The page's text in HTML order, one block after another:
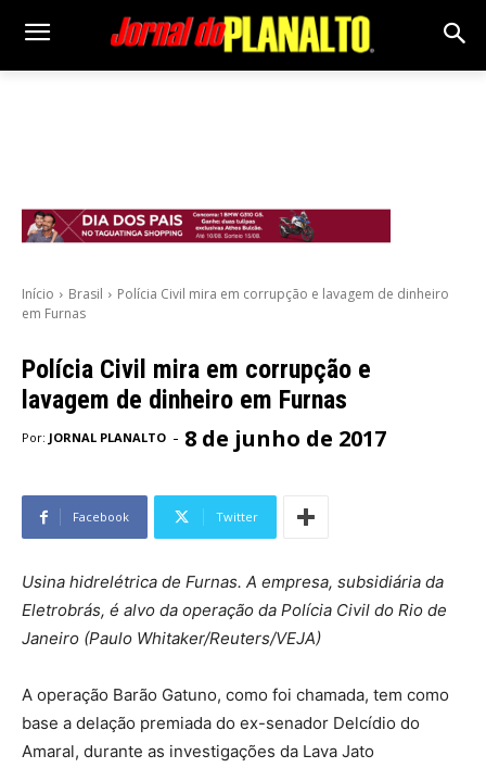
Início Brasil
Polícia Civil mira em corrupção e lavagem de dinheiro
em Furnas
Polícia Civil mira em corrupção e
lavagem de dinheiro em Furnas
Por: JORNAL PLANALTO - 8 de junho de 2017
Facebook Twitter
Usina hidrelétrica de Furnas. A empresa, subsidiária da
Eletrobrás, é alvo da operação da Polícia Civil do Rio de
Janeiro (Paulo Whitaker/Reuters/VEJA)
A operação Barão Gatuno, como foi chamada, tem como
base a delação premiada do ex-senador Delcídio do
Amaral, durante as investigações da Lava Jato